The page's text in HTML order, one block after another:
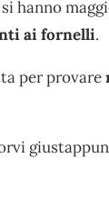
hanno
ai fornelli.
per provare